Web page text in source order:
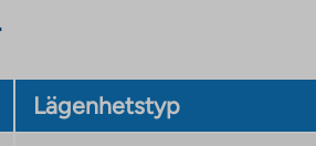
Lägenhetstyp